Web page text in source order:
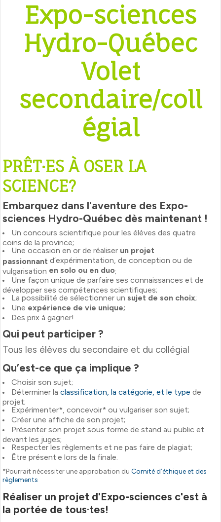
Expo-sciences
Hydro-Québec
Volet
secondaire/coll
égial
PRÊT·ES À OSER LA
SCIENCE?
Embarquez dans l'aventure des Expo-
sciences Hydro-Québec dès maintenant !
Un concours scientifique pour les élèves des quatre
coins de la province;
Une occasion en or de réaliser un projet
passionnant d’expérimentation, de conception ou de
vulgarisation en solo ou en duo;
Une façon unique de parfaire ses connaissances et de
développer ses compétences scientifiques;
La possibilité de sélectionner un sujet de son choix;
Une expérience de vie unique;
Des prix à gagner!
Qui peut participer ?
Tous les élèves du secondaire et du collégial
Qu’est-ce que ça implique ?
Choisir son sujet;
Déterminer la classification, la catégorie, et le type de
projet;
Expérimenter*, concevoir* ou vulgariser son sujet;
Créer une affiche de son projet;
Présenter son projet sous forme de stand au public et
devant les juges;
Respecter les règlements et ne pas faire de plagiat;
Être présent·e lors de la finale.
*Pourrait nécessiter une approbation du Comité d’éthique et des
règlements
Réaliser un projet d'Expo-sciences c'est à
la portée de tous·tes!